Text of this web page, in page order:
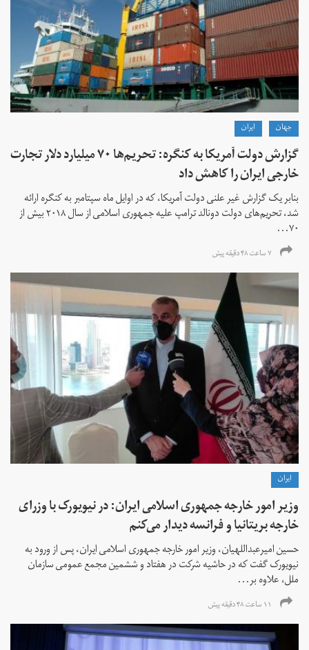
جهان ايران
گزارش دولت آمریکا به کنگره: تحریم‌ها ۷۰ میلیارد دلار تجارت
خارجی ایران را کاهش داد
بنابر یک گزارش غیر علنی دولت آمریکا، که در اوایل ماه سپتامبر به کنگره ارائه
شد، تحریم‌های دولت دونالد ترامپ علیه جمهوری اسلامی از سال ۲۰۱۸ بیش از
۷۰...
۷ ساعت ۴۸ دقیقه پیش
ايران
وزیر امور خارجه جمهوری اسلامی ایران: در نیویورک با وزرای
خارجه بریتانیا و فرانسه دیدار می‌کنم
حسین امیرعبداللهیان، وزیر امور خارجه جمهوری اسلامی ایران، پس از ورود به
نیویورک گفت که در حاشیه شرکت در هفتاد و ششمین مجمع عمومی سازمان
ملل، علاوه بر...
۱۱ ساعت ۴۸ دقیقه پیش